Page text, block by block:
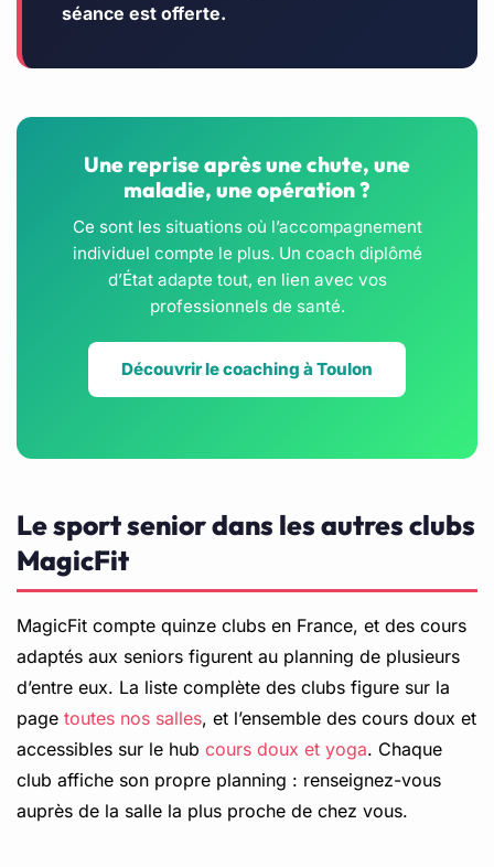
séance est offerte.
Une reprise après une chute, une
maladie, une opération ?
Ce sont les situations où l’accompagnement
individuel compte le plus. Un coach diplômé
d’État adapte tout, en lien avec vos
professionnels de santé.
Découvrir le coaching à Toulon
Le sport senior dans les autres clubs
MagicFit
MagicFit compte quinze clubs en France, et des cours
adaptés aux seniors figurent au planning de plusieurs
d’entre eux. La liste complète des clubs figure sur la
page toutes nos salles, et l’ensemble des cours doux et
accessibles sur le hub cours doux et yoga. Chaque
club affiche son propre planning : renseignez-vous
auprès de la salle la plus proche de chez vous.